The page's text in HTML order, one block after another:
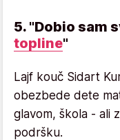
5. "Dobio sam
topline"
Lajf kouč Sidart
obezbede dete
glavom, škola - ali
podršku.